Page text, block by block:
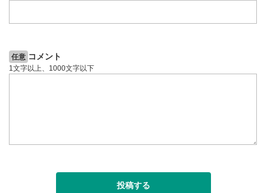
任意 コメント
1文字以上、1000文字以下
投稿する